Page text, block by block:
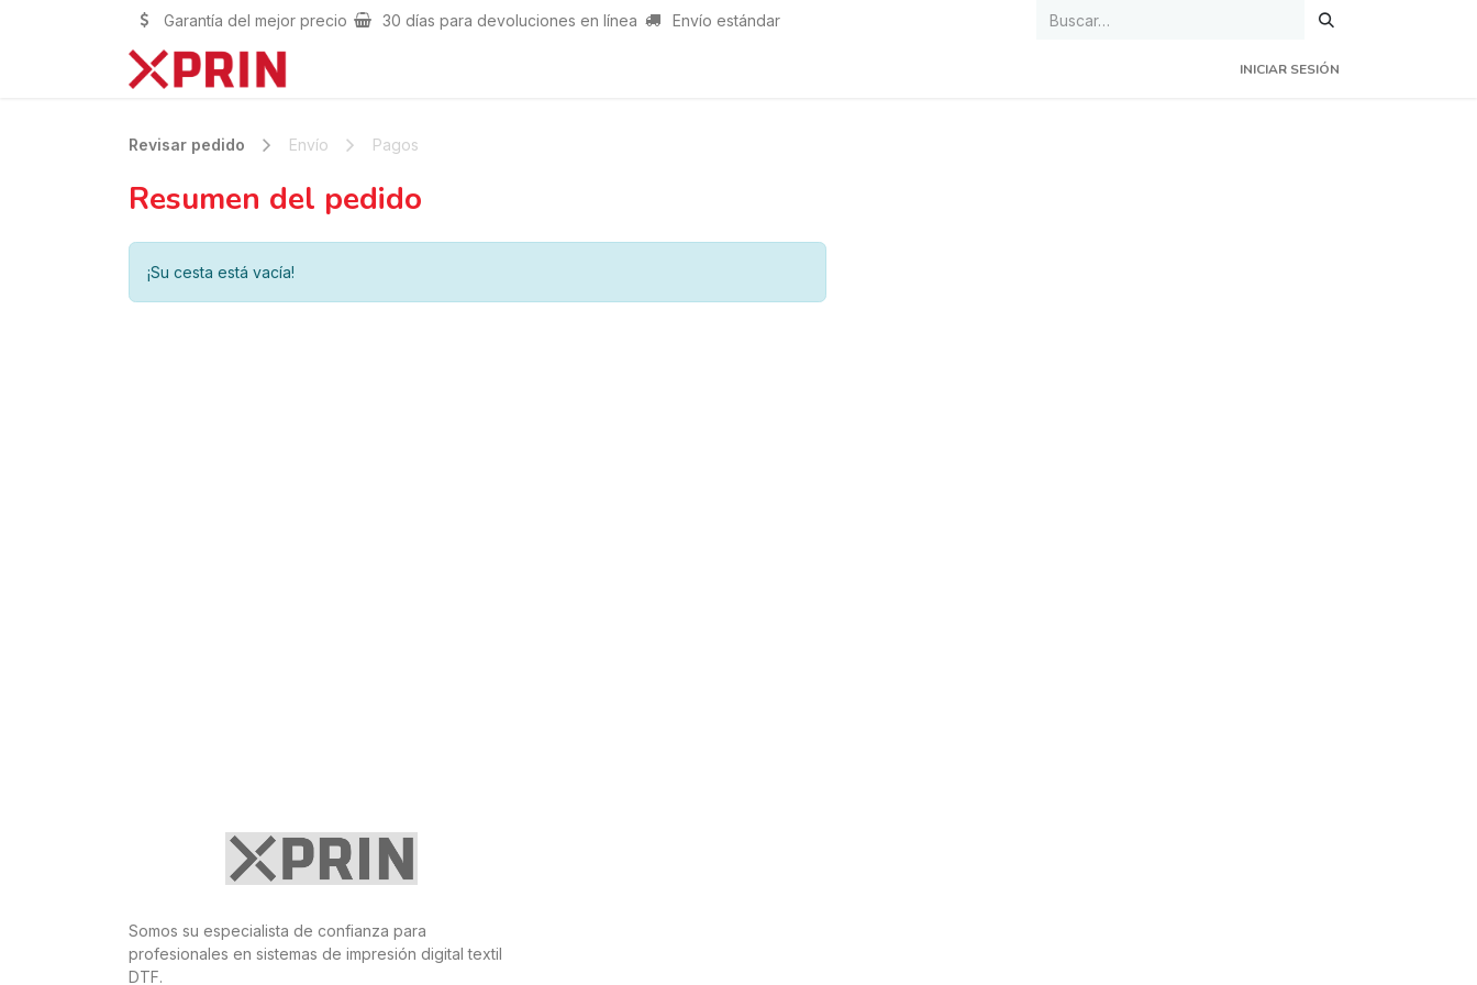
Garantía del mejor precio 30 días para devoluciones en línea Envío estándar
INICIAR SESIÓN
Revisar pedido Envío Pagos
Resumen del pedido
¡Su cesta está vacía!
Somos su especialista de confianza para
profesionales en sistemas de impresión digital textil
DTF.